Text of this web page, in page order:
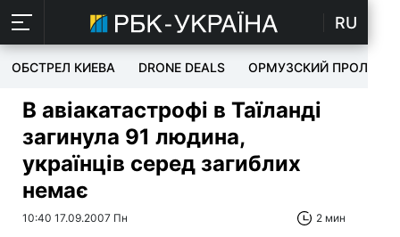
RU
ОБСТРЕЛ КИЕВА DRONE DEALS ОРМУЗСКИЙ ПРОЛИВ
В авіакатастрофі в Таїланді
загинула 91 людина,
українців серед загиблих
немає
10:40 17.09.2007 Пн 2 мин